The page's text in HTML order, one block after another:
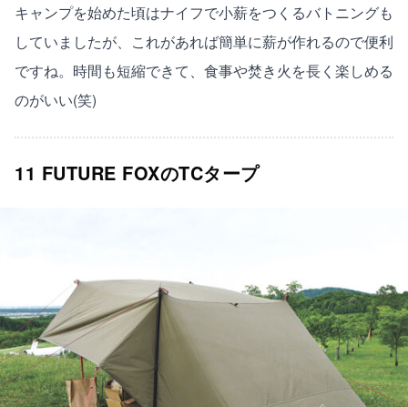
キャンプを始めた頃はナイフで小薪をつくるバトニングも
していましたが、これがあれば簡単に薪が作れるので便利
ですね。時間も短縮できて、食事や焚き火を長く楽しめる
のがいい(笑)
11 FUTURE FOXのTCタープ